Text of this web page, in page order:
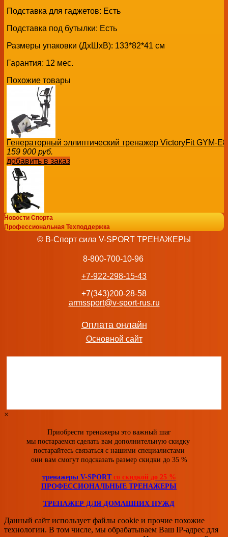
Подставка для гаджетов: Есть
Подставка под бутылки: Есть
Размеры упаковки (ДxШxВ): 133*82*41 см
Гарантия: 12 мес.
Похожие товары
Генераторный эллиптический тренажер VictoryFit GYM-
159 900 руб.
добавить в заказ
Степпер поперечный VictoryFit VF-E9006
144 900 руб.
добавить в заказ
Степпер лестничный VictoryFit VF-ST7003
Новости Спорта
Профессиональная Техподдержка
© В-Спорт сила V-SPORT ТРЕНАЖЕРЫ
8-800-700-10-96
+7-922-298-15-43
+7(343)200-28-58
armssport@v-sport-rus.ru
Оплата онлайн
Основной сайт
×
Приобрести тренажеры это важный шаг
мы постараемся сделать вам дополнительную скидку
постарайтесь связаться с нашими специалистами
они вам смогут подсказать размер скидки до 35 %
тренажеры V-SPORT со скидкой до 25 %
ПРОФЕССИОНАЛЬНЫЕ ТРЕНАЖЕРЫ
ТРЕНАЖЕР ДЛЯ ДОМАШНИХ НУЖД
Данный сайт использует файлы cookie и прочие похожие
технологии. В том числе, мы обрабатываем Ваш IP-адрес для